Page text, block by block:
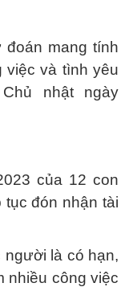
mang tính
việc và tình yêu
nhật ngày
của 12 con
đón nhận tài
người là có hạn,
nhiều công việc